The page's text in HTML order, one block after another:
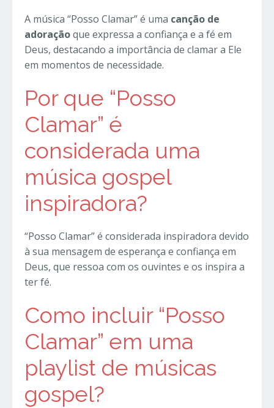
A música “Posso Clamar” é uma canção de
adoraçãoque expressa a confiança e a fé em
Deus, destacando a importância de clamar a Ele
em momentos de necessidade.
Por que “Posso
Clamar” é
considerada uma
música gospel
inspiradora?
“Posso Clamar” é considerada inspiradora devido
à sua mensagem de esperança e confiança em
Deus, que ressoa com os ouvintes e os inspira a
ter fé.
Como incluir “Posso
Clamar” em uma
playlist de músicas
gospel?